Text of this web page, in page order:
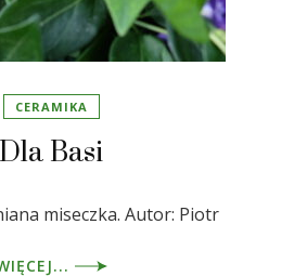
CERAMIKA
Dla Basi
miseczka. Autor: Piotr